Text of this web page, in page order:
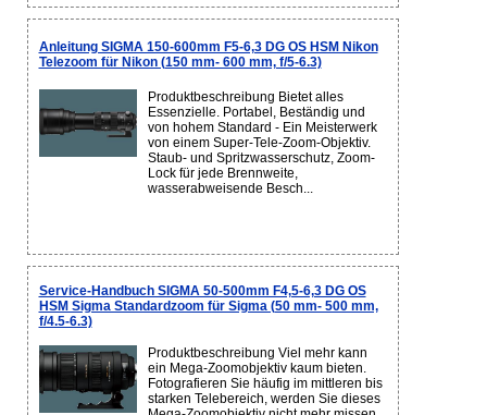
Anleitung SIGMA 150-600mm F5-6,3 DG OS HSM Nikon
Telezoom für Nikon (150 mm- 600 mm, f/5-6.3)
Produktbeschreibung Bietet alles
Essenzielle. Portabel, Beständig und
von hohem Standard - Ein Meisterwerk
von einem Super-Tele-Zoom-Objektiv.
Staub- und Spritzwasserschutz, Zoom-
Lock für jede Brennweite,
wasserabweisende Besch...
Service-Handbuch SIGMA 50-500mm F4,5-6,3 DG OS
HSM Sigma Standardzoom für Sigma (50 mm- 500 mm,
f/4.5-6.3)
Produktbeschreibung Viel mehr kann
ein Mega-Zoomobjektiv kaum bieten.
Fotografieren Sie häufig im mittleren bis
starken Telebereich, werden Sie dieses